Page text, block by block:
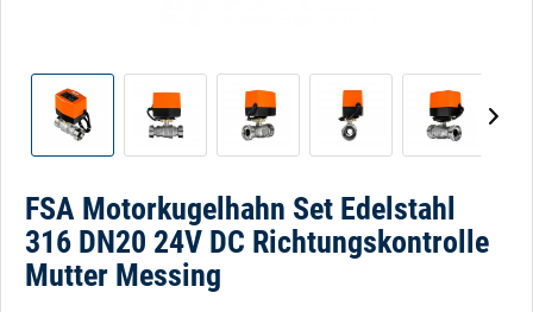
FSA Motorkugelhahn Set Edelstahl
316 DN20 24V DC Richtungskontrolle
Mutter Messing